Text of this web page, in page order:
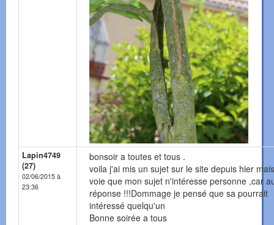
Lapin4749
(27)
02/06/2015 à
23:36
bonsoir a toutes et tous .
voila j'ai mis un sujet sur le site depuis hier
voie que mon sujet n'intéresse personne ,car
réponse !!!Dommage je pensé que sa pourrait
intéressé quelqu'un
Bonne soirée a tous